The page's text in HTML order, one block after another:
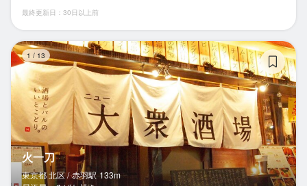
最終更新日：30日以上前
1 / 13
火一刀
東京都 北区 / 赤羽駅 133m